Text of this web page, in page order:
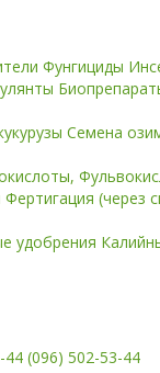
Фунгициды
Семена
Фертигация (через
удобрения
44 (096) 502-53-44